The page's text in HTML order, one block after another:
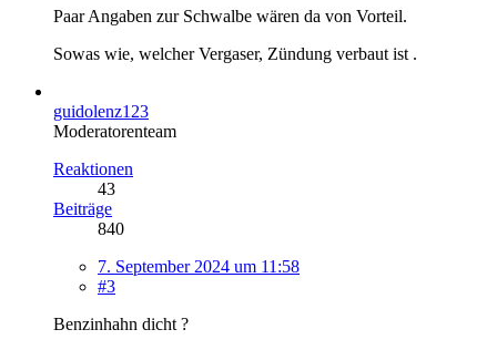
Paar Angaben zur Schwalbe wären da von Vorteil.
Sowas wie, welcher Vergaser, Zündung verbaut ist .
guidolenz123
Moderatorenteam
Reaktionen
43
Beiträge
840
7. September 2024 um 11:58
#3
Benzinhahn dicht ?